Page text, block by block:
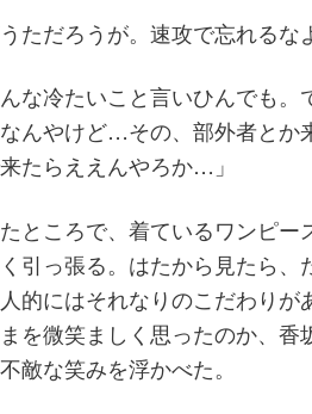
ただろうが。速攻で忘れるな
な冷たいこと言いひんでも。
んやけど…その、部外者とか
たらええんやろか…」
ところで、着ているワンピー
引っ張る。はたから見たら、
的にはそれなりのこだわりが
を微笑ましく思ったのか、香
敵な笑みを浮かべた。